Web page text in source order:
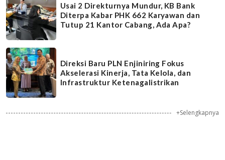
Usai 2 Direkturnya Mundur, KB Bank
Diterpa Kabar PHK 662 Karyawan dan
Tutup 21 Kantor Cabang, Ada Apa?
Direksi Baru PLN Enjiniring Fokus
Akselerasi Kinerja, Tata Kelola, dan
Infrastruktur Ketenagalistrikan
+Selengkapnya